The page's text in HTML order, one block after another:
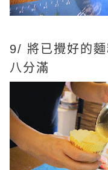
9/ 將已攪好的
八分滿